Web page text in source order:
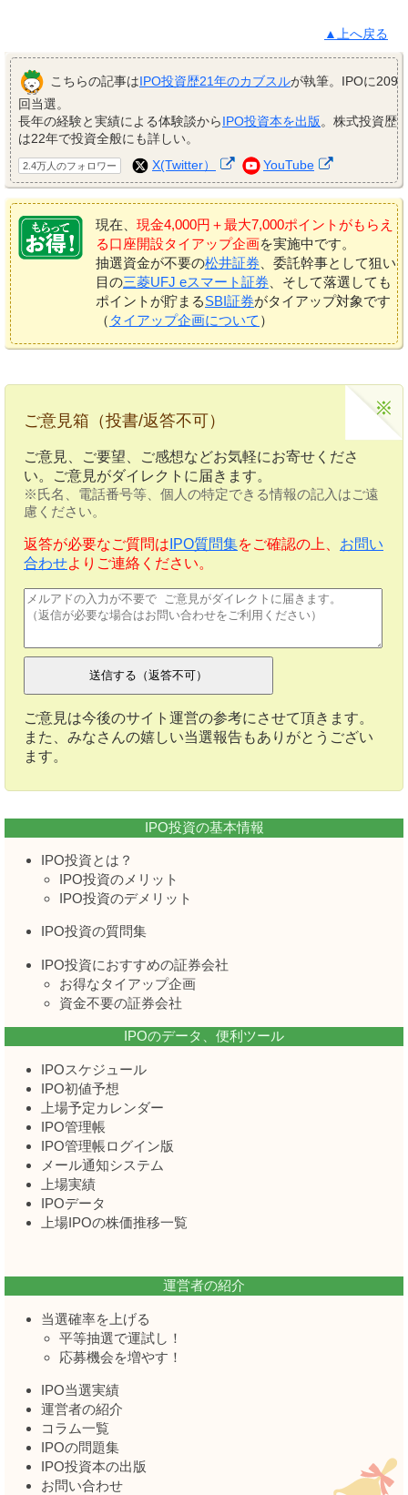
▲上へ戻る
こちらの記事はIPO投資歴21年のカブスルが執筆。IPOに209
回当選。
長年の経験と実績による体験談からIPO投資本を出版。株式投資歴
は22年で投資全般にも詳しい。
2.4万人のフォロワー X(Twitter） YouTube
現在、 現金4,000円＋最大7,000ポイントがもらえ
る口座開設タイアップ企画を実施中です。
抽選資金が不要の松井証券 、委託幹事として狙い
目の三菱UFJ eスマート証券 、そして落選しても
ポイントが貯まるSBI証券がタイアップ対象です
（ タイアップ企画について ）
ご意見箱（投書/返答不可）
ご意見、ご要望、ご感想などお気軽にお寄せくださ
い。ご意見がダイレクトに届きます。
※氏名、電話番号等、個人の特定できる情報の記入はご遠
慮ください。
返答が必要なご質問は IPO質問集をご確認の上、 お問い
合わせよりご連絡ください。
ご意見は今後のサイト運営の参考にさせて頂きます。
また、みなさんの嬉しい当選報告もありがとうござい
ます。
IPO投資の基本情報
IPO投資とは？
IPO投資のメリット
IPO投資のデメリット
IPO投資の質問集
IPO投資におすすめの証券会社
お得なタイアップ企画
資金不要の証券会社
IPOのデータ、便利ツール
IPOスケジュール
IPO初値予想
上場予定カレンダー
IPO管理帳
IPO管理帳ログイン版
メール通知システム
上場実績
IPOデータ
上場IPOの株価推移一覧
運営者の紹介
当選確率を上げる
平等抽選で運試し！
応募機会を増やす！
IPO当選実績
運営者の紹介
コラム一覧
IPOの問題集
IPO投資本の出版
お問い合わせ